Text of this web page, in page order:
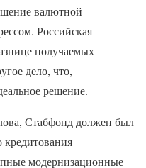
валютной
Российская
получаемых
дело, что,
решение.
Стабфонд должен был
кредитования
модернизационные